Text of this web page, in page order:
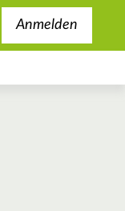
Anmelden